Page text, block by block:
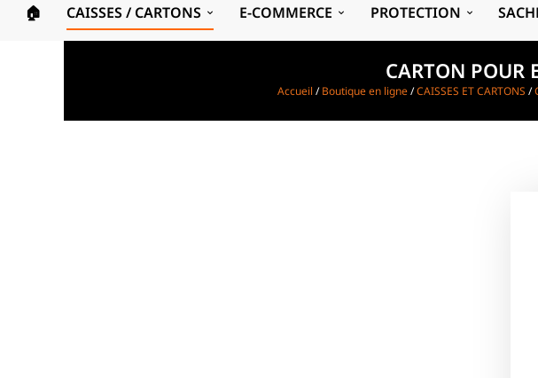
🏠 CAISSES / CARTONS E-COMMERCE PROTECTION
CARTON POUR
Accueil /Boutique en ligne/CAISSES ET CARTONS /